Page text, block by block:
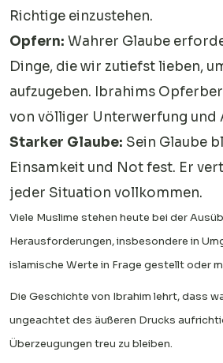
Richtige einzustehen.
Opfern: Wahrer Glaube
Dinge, die wir zutiefst lieben,
aufzugeben. Ibrahims
von völliger Unterwerfung und
Starker Glaube: Sein Glaube
Einsamkeit und Not fest. Er
jeder Situation vollkommen.
Viele Muslime stehen heute bei der
Herausforderungen, insbesondere in
islamische Werte in Frage gestellt oder
Die Geschichte von Ibrahim lehrt, dass
ungeachtet des äußeren Drucks
Überzeugungen treu zu bleiben.